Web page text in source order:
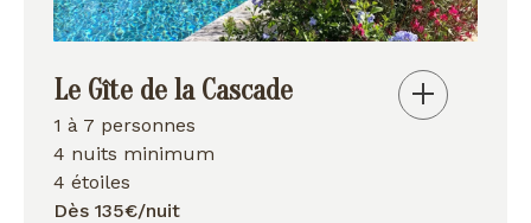
Le Gîte de la Cascade
1 à 7 personnes
4 nuits minimum
4 étoiles
Dès 135€/nuit